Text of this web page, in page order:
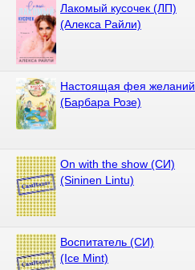
Лакомый кусочек (ЛП)
(Алекса Райли)
Настоящая фея желаний
(Барбара Розе)
On with the show (СИ)
(Sininen Lintu)
Воспитатель (СИ)
(Ice Mint)